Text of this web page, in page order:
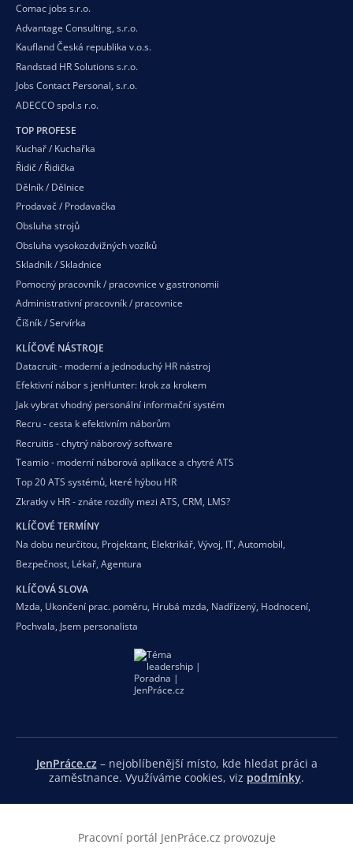
Comac jobs s.r.o.
Advantage Consulting, s.r.o.
Kaufland Česká republika v.o.s.
Randstad HR Solutions s.r.o.
Jobs Contact Personal, s.r.o.
ADECCO spol.s r.o.
TOP PROFESE
Kuchař / Kuchařka
Řidič / Řidička
Dělník / Dělnice
Prodavač / Prodavačka
Obsluha strojů
Obsluha vysokozdvižných vozíků
Skladník / Skladnice
Pomocný pracovník / pracovnice v gastronomii
Administrativní pracovník / pracovnice
Číšník / Servírka
KLÍČOVÉ NÁSTROJE
Datacruit - moderní a jednoduchý HR nástroj
Efektivní nábor s jenHunter: krok za krokem
Jak vybrat vhodný personální informační systém
Recru - cesta k efektivním náborům
Recruitis - chytrý náborový software
Teamio - moderní náborová aplikace a chytré ATS
Top 20 ATS systémů, které hýbou HR
Zkratky v HR - znáte rozdíly mezi ATS, CRM, LMS?
KLÍČOVÉ TERMÍNY
Na dobu neurčitou, Projektant, Elektrikář, Vývoj, IT, Automobil,
Bezpečnost, Lékař, Agentura
KLÍČOVÁ SLOVA
Mzda, Ukončení prac. poměru, Hrubá mzda, Nadřízený, Hodnocení,
Pochvala, Jsem personalista
JenPráce.cz– nejoblíbenější místo, kde hledat práci a
zaměstnance. Využíváme cookies, viz podmínky.
Pracovní portál JenPráce.cz provozuje